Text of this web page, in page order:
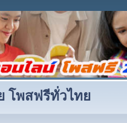
โพสฟรีทั่วไทย